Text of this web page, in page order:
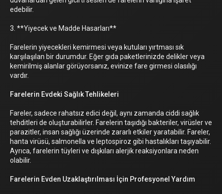
edebilir.
3. **Yiyecek ve Madde Hasarları**
Farelerin yiyecekleri kemirmesi veya kutuları yırtması sık
karşılaşılan bir durumdur. Eğer gıda paketlerinizde delikler veya
kemirilmiş alanlar görüyorsanız, evinize fare girmesi olasılığı
vardır.
Farelerin Evdeki Sağlık Tehlikeleri
Fareler, sadece rahatsız edici değil, aynı zamanda ciddi sağlık
tehditleri de oluşturabilirler. Farelerin taşıdığı bakteriler, virüsler ve
parazitler, insan sağlığı üzerinde zararlı etkiler yaratabilir. Fareler,
hanta virüsü, salmonella ve leptospiroz gibi hastalıkları taşıyabilir.
Ayrıca, farelerin tüyleri ve dışkıları alerjik reaksiyonlara neden
olabilir.
Farelerin Evden Uzaklaştırılması İçin Profesyonel Yardım